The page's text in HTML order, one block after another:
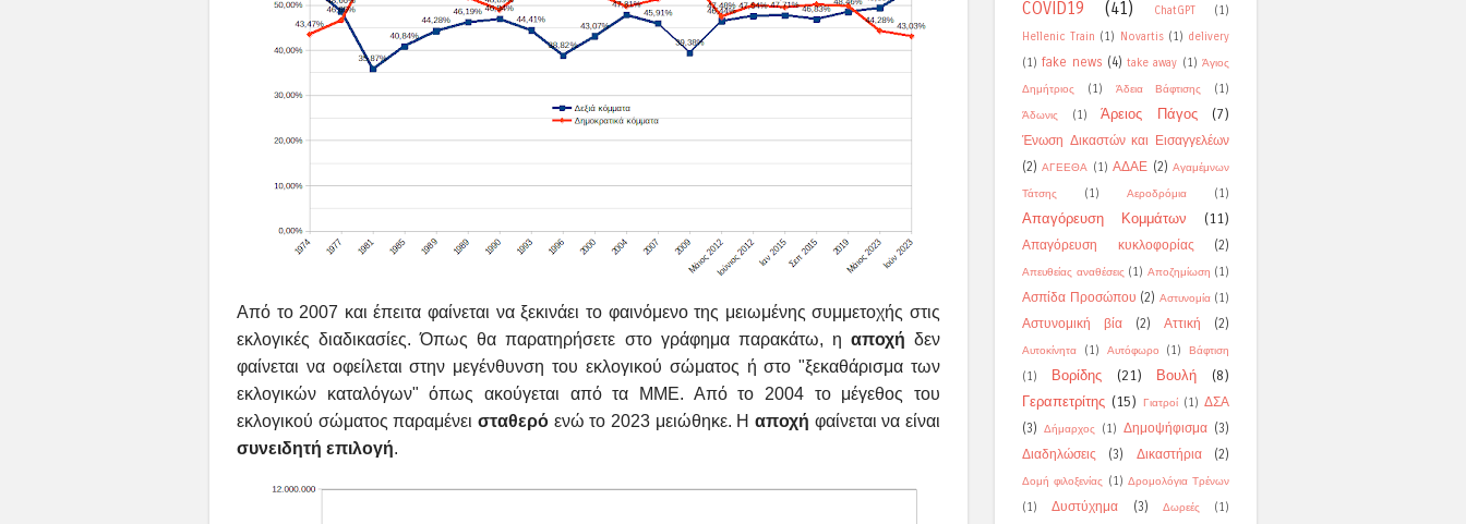
Από το 2007 και έπειτα φαίνεται να ξεκινάει το φαινόμενο της μειωμένης συμμετοχής στις
εκλογικές διαδικασίες. Όπως θα παρατηρήσετε στο γράφημα παρακάτω, η αποχή δεν
φαίνεται να οφείλεται στην μεγένθυνση του εκλογικού σώματος ή στο "ξεκαθάρισμα των
εκλογικών καταλόγων" όπως ακούγεται από τα ΜΜΕ. Από το 2004 το μέγεθος του
εκλογικού σώματος παραμένει σταθερό ενώ το 2023 μειώθηκε. Η αποχή φαίνεται να είναι
συνειδητή επιλογή.
COVID19 (41) ChatGPT
(1)
Hellenic Train (1) Novartis (1) delivery
(1) fake news (4) take away (1) Άγιος
Δημήτριος
(1) Άδεια Βάφτισης
(1)
Άδωνις
(1) Άρειος Πάγος (7)
Ένωση Δικαστών και Εισαγγελέων
(2) ΑΓΕΕΘΑ (1) ΑΔΑΕ (2) Αγαμέμνων
Τάτσης
(1) Αεροδρόμια (1)
Απαγόρευση Κομμάτων (11)
Απαγόρευση κυκλοφορίας (2)
Απευθείας αναθέσεις (1) Αποζημίωση (1)
Ασπίδα Προσώπου (2) Αστυνομία (1)
Αστυνομική βία (2) Αττική (2)
Αυτοκίνητα (1) Αυτόφωρο (1)
Βάφτιση
(1)
Βορίδης (21) Βουλή
(8)
Γεραπετρίτης (15) Γιατροί (1) ΔΣΑ
(3) Δήμαρχος (1) Δημοψήφισμα (3)
Διαδηλώσεις
(3) Δικαστήρια (2)
Δομή φιλοξενίας (1) Δρομολόγια Τρένων
(1)
Δυστύχημα (3) Δωρεές (1)